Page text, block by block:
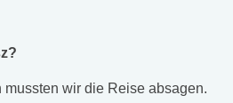
wir die Reise absagen.